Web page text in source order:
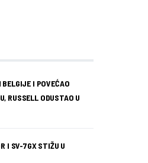
I POVEĆAO
RUSSELL ODUSTAO U
I SV-7GX STIŽU U